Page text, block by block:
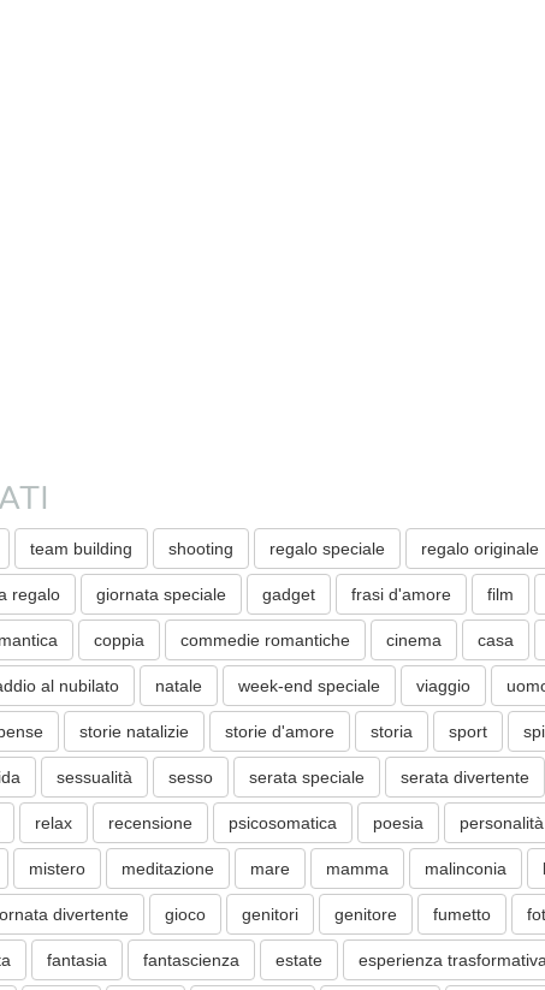
team building shooting regalo speciale regalo originale
regalo giornata speciale gadget frasi d'amore film
coppia commedie romantiche cinema casa
al nubilato natale week-end speciale viaggio
storie natalizie storie d'amore storia sport
sessualità sesso serata speciale serata divertente
relax recensione psicosomatica poesia personalità
mistero meditazione mare mamma malinconia
divertente gioco genitori genitore fumetto
fantasia fantascienza estate esperienza trasformativa